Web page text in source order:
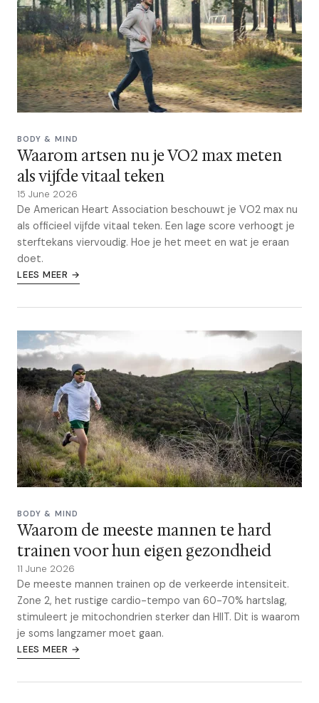
BODY & MIND
Waarom artsen nu je VO2 max meten
als vijfde vitaal teken
15 June 2026
De American Heart Association beschouwt je VO2 max nu
als officieel vijfde vitaal teken. Een lage score verhoogt je
sterftekans viervoudig. Hoe je het meet en wat je eraan
doet.
LEES MEER →
BODY & MIND
Waarom de meeste mannen te hard
trainen voor hun eigen gezondheid
11 June 2026
De meeste mannen trainen op de verkeerde intensiteit.
Zone 2, het rustige cardio-tempo van 60-70% hartslag,
stimuleert je mitochondrien sterker dan HIIT. Dit is waarom
je soms langzamer moet gaan.
LEES MEER →